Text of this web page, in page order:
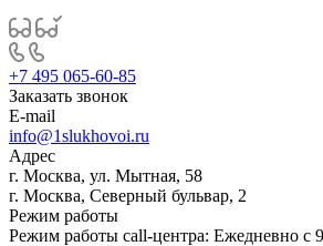
+7 495 065-60-85
Заказать звонок
E-mail
info@1slukhovoi.ru
Адрес
г. Москва, ул. Мытная, 58
г. Москва, Северный бульвар, 2
Режим работы
Режим работы call-центра: Ежедневно с